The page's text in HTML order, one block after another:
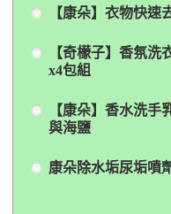
【康朵】衣物快速
【奇檬子】香氛洗
x4包組
【康朵】香水洗手
與海鹽
康朵除水垢尿垢噴